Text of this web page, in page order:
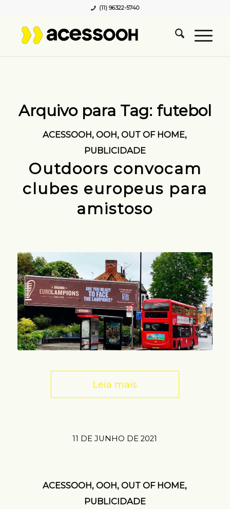
(11) 96322-5740
Arquivo para Tag: futebol
ACESSOOH,OOH,OUT OF HOME,
PUBLICIDADE
Outdoors convocam
clubes europeus para
amistoso
Leia mais
11 DE JUNHO DE 2021
ACESSOOH,OOH,OUT OF HOME,
PUBLICIDADE